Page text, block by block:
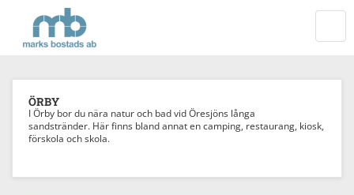
ÖRBY
I Örby bor du nära natur och bad vid Öresjöns långa
sandstränder. Här finns bland annat en camping, restaurang, kiosk,
förskola och skola.